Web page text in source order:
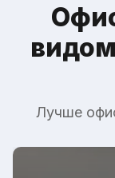
Лучше